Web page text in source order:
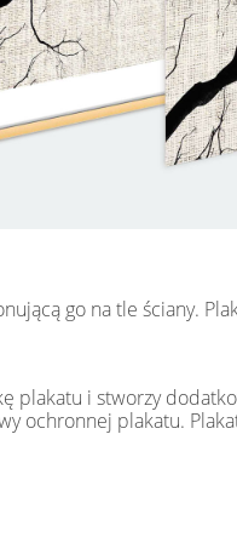
go na tle ściany.
plakatu i stworzy
plakatu.